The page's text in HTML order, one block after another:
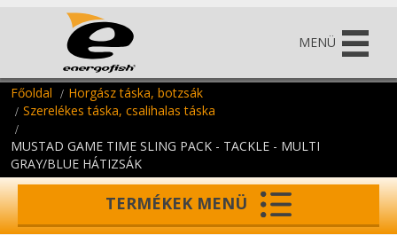
MENÜ
Főoldal
Horgász táska, botzsák
Szerelékes táska, csalihalas táska
MUSTAD GAME TIME SLING PACK - TACKLE - MULTI
GRAY/BLUE HÁTIZSÁK
TERMÉKEK MENÜ